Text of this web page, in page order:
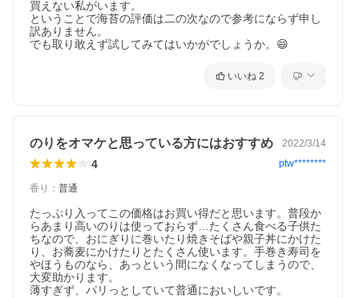
買えない私がいます。
ということで海苔の評価は二の次なので参考にならず申し
訳ありません。
でも取り敢えず試してみてはいかがでしょうか。😄
いいね 2
のりをオマケと思っている方にはおすすめ 2022/3/14
4 ptw********
香り ： 普通
たっぷり入ってこの価格はお買い得だと思います。普段か
らあまり高いのりは使っておらず…たくさん食べる子供た
ちなので、おにぎりに巻いたり焼きそばや親子丼にかけた
り、お蕎麦にかけたりとたくさん使います。手巻き寿司を
やほうものなら、あっという間になくなってしまうので、
大変助かります。
薄すぎず、パリっとしていて普通においしいです。